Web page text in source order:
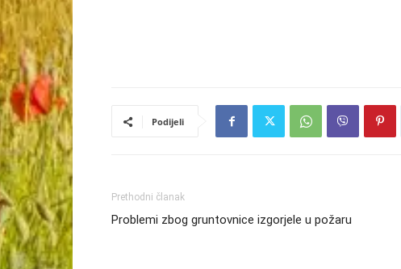
Podijeli
Prethodni članak
Problemi zbog gruntovnice izgorjele u požaru